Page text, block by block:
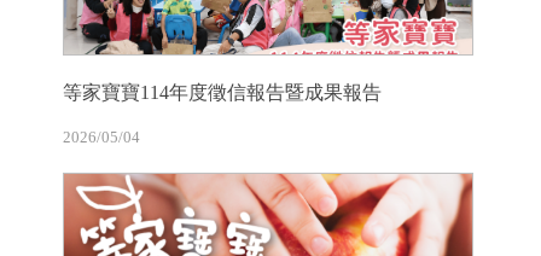
等家寶寶114年度徵信報告暨成果報告
2026/05/04